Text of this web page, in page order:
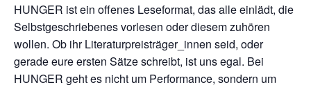
HUNGER ist ein offenes Leseformat, das alle einlädt, die
Selbstgeschriebenes vorlesen oder diesem zuhören
wollen. Ob ihr Literaturpreisträger_innen seid, oder
gerade eure ersten Sätze schreibt, ist uns egal. Bei
HUNGER geht es nicht um Performance, sondern um